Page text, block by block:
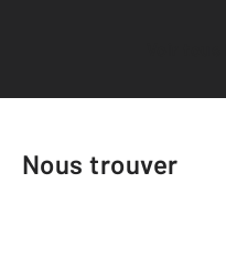
Voir
Nous trouver